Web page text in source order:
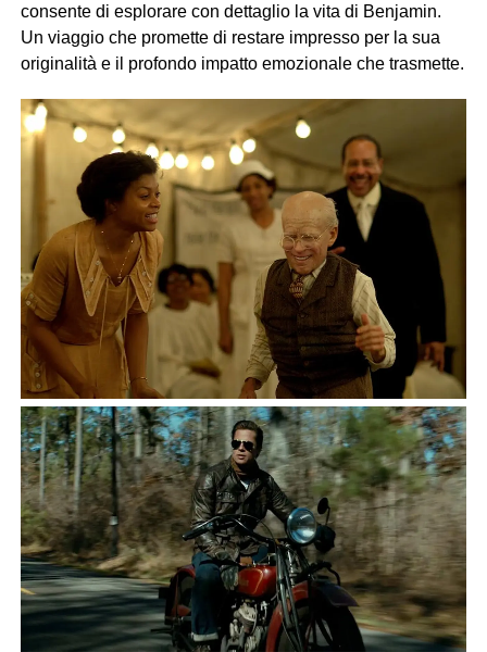
consente di esplorare con dettaglio la vita di Benjamin.
Un viaggio che promette di restare impresso per la sua
originalità e il profondo impatto emozionale che trasmette.